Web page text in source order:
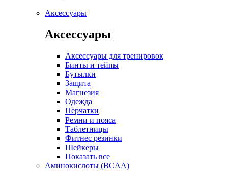
Аксессуары
Аксессуары
Аксессуары для тренировок
Бинты и тейпы
Бутылки
Защита
Магнезия
Одежда
Перчатки
Ремни и пояса
Таблетницы
Фитнес резинки
Шейкеры
Показать все
Аминокислоты (BCAA)